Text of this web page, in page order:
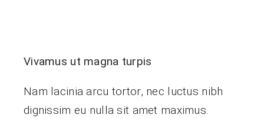
Vivamus ut magna turpis
Nam lacinia arcu tortor, nec luctus nibh
dignissim eu nulla sit amet maximus.